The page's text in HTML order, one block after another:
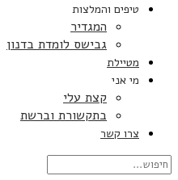
טיפים והמלצות
המגדיר
גבישס לומדת בדנון
מטיילת
מי אני
קצת עלי
בתקשורת וברשת
צרו קשר